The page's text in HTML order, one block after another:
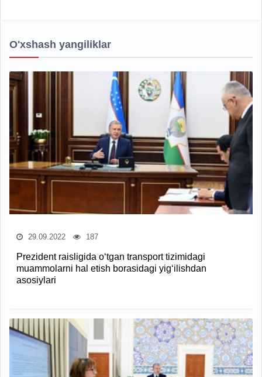
O'xshash yangiliklar
29.09.2022 187
Prezident raisligida o‘tgan transport tizimidagi
muammolarni hal etish borasidagi yig‘ilishdan
asosiylari